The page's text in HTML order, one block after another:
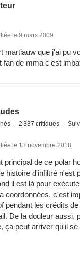
le 9 mars 2009
martiauw que j'ai pu
fan de mma c'est
2 337 critiques
le 13 novembre 2018
principal de ce polar
histoire d'infiltré n'est
il est là pour
coordonnées, c'est
pendant les crédits
De la douleur aussi,
ça peut arriver qu'il se